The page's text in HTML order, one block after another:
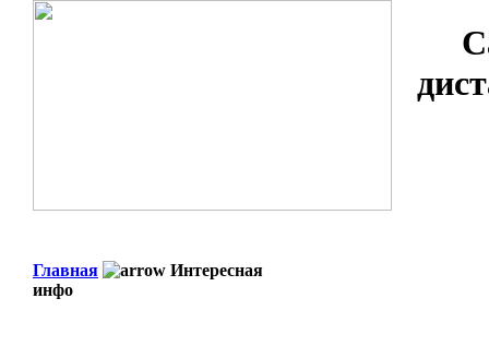
Главная
Интересная
инфо